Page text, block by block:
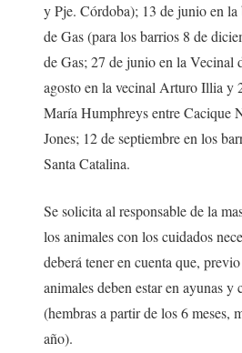
y Pje. Córdoba); 13 de junio en la
de Gas (para los barrios 8 de
de Gas; 27 de junio en la Vecinal
agosto en la vecinal Arturo Illia y
María Humphreys entre Cacique
Jones; 12 de septiembre en los
Santa Catalina.
Se solicita al responsable de la
los animales con los cuidados
deberá tener en cuenta que,
animales deben estar en ayunas y
(hembras a partir de los 6 meses,
año).